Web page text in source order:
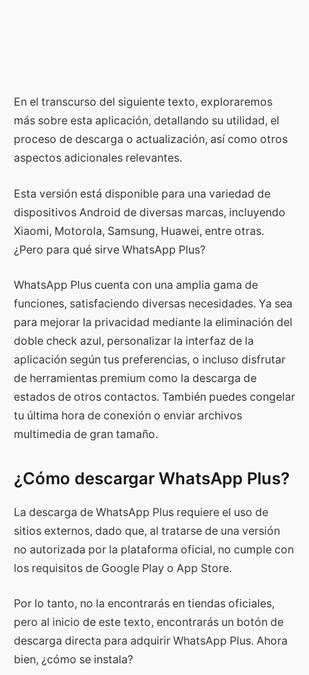
En el transcurso del siguiente texto, exploraremos
más sobre esta aplicación, detallando su utilidad, el
proceso de descarga o actualización, así como otros
aspectos adicionales relevantes.
Esta versión está disponible para una variedad de
dispositivos Android de diversas marcas, incluyendo
Xiaomi, Motorola, Samsung, Huawei, entre otras.
¿Pero para qué sirve WhatsApp Plus?
WhatsApp Plus cuenta con una amplia gama de
funciones, satisfaciendo diversas necesidades. Ya sea
para mejorar la privacidad mediante la eliminación del
doble check azul, personalizar la interfaz de la
aplicación según tus preferencias, o incluso disfrutar
de herramientas premium como la descarga de
estados de otros contactos. También puedes congelar
tu última hora de conexión o enviar archivos
multimedia de gran tamaño.
¿Cómo descargar WhatsApp Plus?
La descarga de WhatsApp Plus requiere el uso de
sitios externos, dado que, al tratarse de una versión
no autorizada por la plataforma oficial, no cumple con
los requisitos de Google Play o App Store.
Por lo tanto, no la encontrarás en tiendas oficiales,
pero al inicio de este texto, encontrarás un botón de
descarga directa para adquirir WhatsApp Plus. Ahora
bien, ¿cómo se instala?